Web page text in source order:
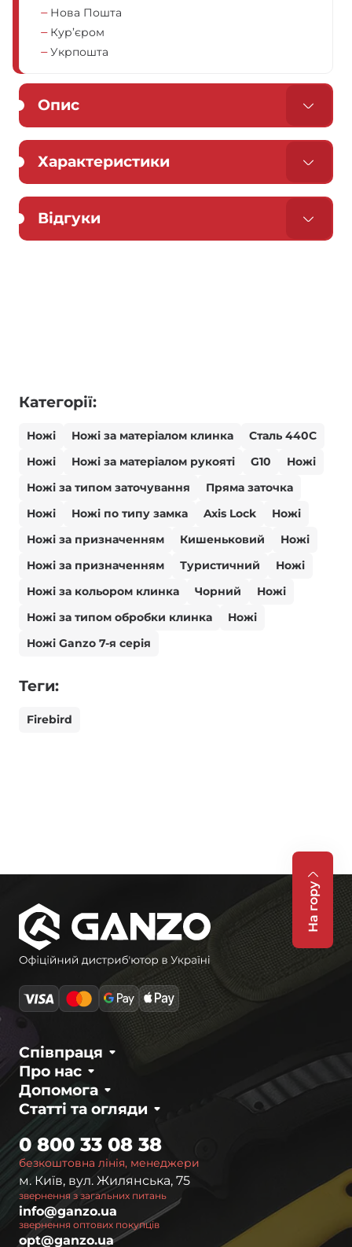
Нова Пошта
Кур’єром
Укрпошта
Опис
Характеристики
Відгуки
Категорії:
Ножі Ножі за матеріалом клинка
Сталь 440С
Ножі
Ножі за матеріалом рукояті G10
Ножі
Ножі за типом заточування
Пряма заточка
Ножі
Ножі по типу замка Axis Lock
Ножі
Ножі за призначенням
Кишеньковий
Ножі
Ножі за призначенням
Туристичний
Ножі
Ножі за кольором клинка
Чорний
Ножі
Ножі за типом обробки клинка
Ножі
Ножі Ganzo 7-я серія
Теги:
Firebird
На гору
Про нас
Співпраця
Статті та огляди
Допомога
безкоштовна лінія, менеджери
0 800 33 08 38
м. Київ, вул. Жилянська, 75
звернення з загальних питань
info@ganzo.ua
звернення оптових покупців
opt@ganzo.ua